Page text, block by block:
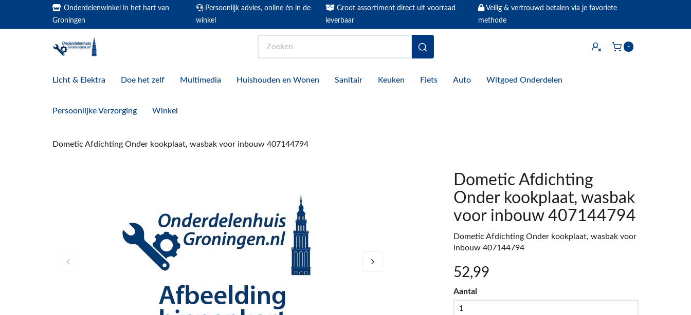
Onderdelenwinkel in het hart van
Groningen
Persoonlijk advies, online én in de
winkel
Groot assortiment direct uit voorraad
leverbaar
Veilig & vertrouwd betalen via je favoriete
methode
Inloggen -
Licht & Elektra Doe het zelf Multimedia Huishouden en Wonen Sanitair Keuken Fiets Auto Witgoed Onderdelen
Persoonlijke Verzorging Winkel
Dometic Afdichting Onder kookplaat, wasbak voor inbouw 407144794
Dometic Afdichting
Onder kookplaat, wasbak
voor inbouw 407144794
Dometic Afdichting Onder kookplaat, wasbak voor
inbouw 407144794
52,99
Aantal